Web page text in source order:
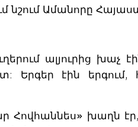
նշում Ամանորը
ալյուրից խաչ
էին երգում,
Հովհաննես» խաղն